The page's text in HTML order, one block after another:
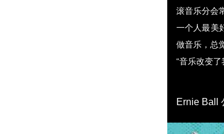
滚音乐分会
一个人最美
做音乐，总
“音乐改变
Ernie Ball